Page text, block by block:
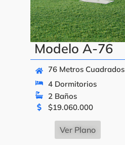
Modelo A-76
76 Metros Cuadrados
4 Dormitorios
2 Baños
$19.060.000
Ver Plano